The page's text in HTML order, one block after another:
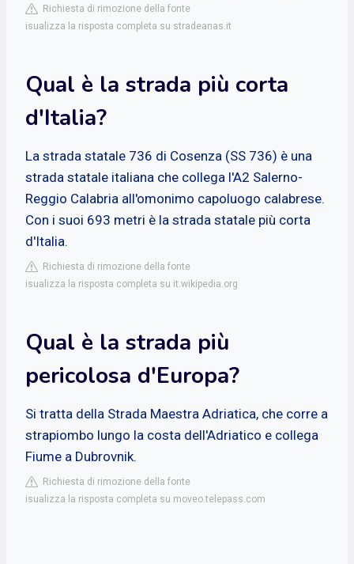
Richiesta di rimozione della fonte
isualizza la risposta completa su stradeanas.it
Qual è la strada più corta
d'Italia?
La strada statale 736 di Cosenza (SS 736) è una
strada statale italiana che collega l'A2 Salerno-
Reggio Calabria all'omonimo capoluogo calabrese.
Con i suoi 693 metri è la strada statale più corta
d'Italia.
Richiesta di rimozione della fonte
isualizza la risposta completa su it.wikipedia.org
Qual è la strada più
pericolosa d'Europa?
Si tratta della Strada Maestra Adriatica, che corre a
strapiombo lungo la costa dell'Adriatico e collega
Fiume a Dubrovnik.
Richiesta di rimozione della fonte
isualizza la risposta completa su moveo.telepass.com